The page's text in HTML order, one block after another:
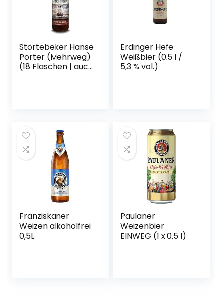
Störtebeker Hanse
Porter (Mehrweg)
(18 Flaschen | auch
Erdinger Hefe
Weißbier (0,5 l /
5,3 % vol.)
Franziskaner
Weizen alkoholfrei
0,5L
Paulaner
Weizenbier
EINWEG (1 x 0.5 l)